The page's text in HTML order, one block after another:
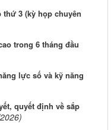
3 (kỳ họp chuyên
trong 6 tháng đầu
lực số và kỹ năng
quyết định về sắp